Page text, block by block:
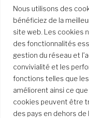
Nous utilisons des
bénéficiez de la
site web. Les cookies
des fonctionnalités
gestion du réseau et
convivialité et les
fonctions telles que
améliorent ainsi ce
cookies peuvent être
des pays en dehors
La Fête de Mater :